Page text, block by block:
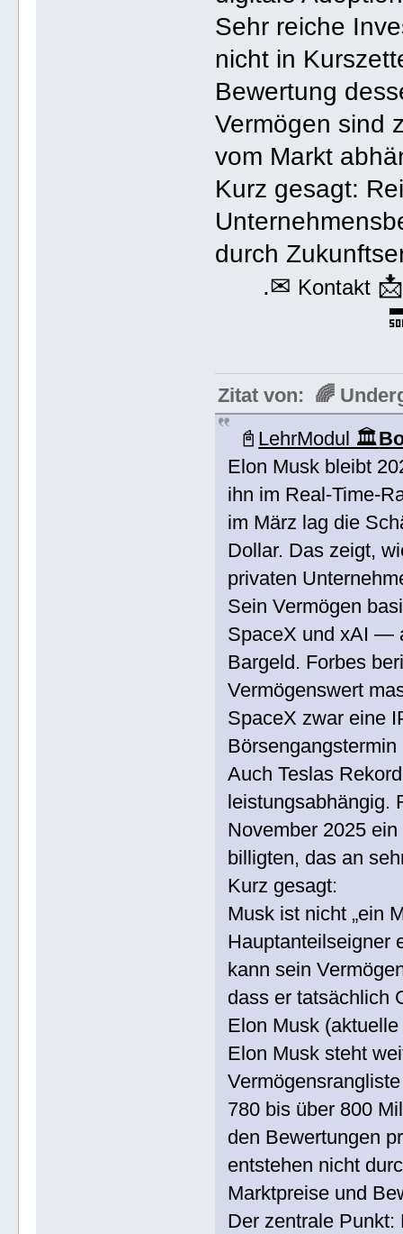
Sehr reiche
nicht in
Bewertung
Vermögen sind
vom Markt
Kurz gesagt:
durch
.✉ Kontakt
Zitat von: 🌈
📓 LehrModul 🏛️
Elon Musk bleibt
ihn im Real-Time-
im März lag die
Dollar. Das zeigt,
privaten
Sein Vermögen
SpaceX und xAI —
Bargeld. Forbes
Vermögenswert
SpaceX zwar eine
Auch Teslas
leistungsabhängig.
November 2025
billigten, das an
Kurz gesagt:
Musk ist nicht „ein
Hauptanteilseigner
kann sein
dass er tatsächlich
Elon Musk
Elon Musk steht
780 bis über 800
den Bewertungen
entstehen nicht
Marktpreise und
Der zentrale